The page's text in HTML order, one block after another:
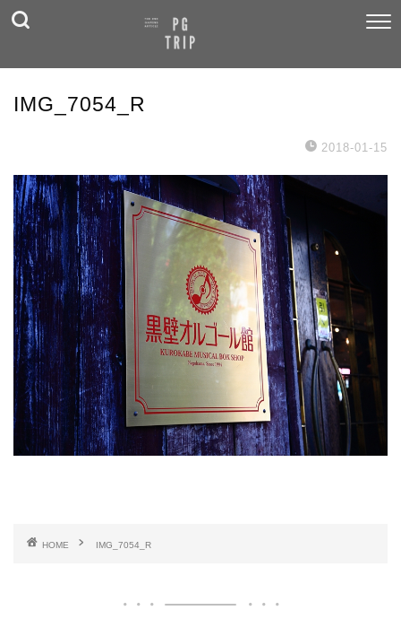
IMG_7054_R
2018-01-15
HOME IMG_7054_R